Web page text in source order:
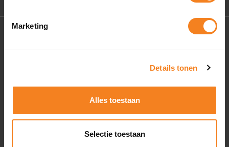
Marketing
Details tonen
Alles toestaan
Selectie toestaan